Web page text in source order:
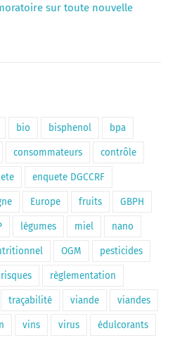
sur toute nouvelle
bio bisphenol bpa
consommateurs contrôle
enquete DGCCRF
Europe fruits GBPH
légumes miel nano
OGM pesticides
risques règlementation
traçabilité viande viandes
vins virus édulcorants